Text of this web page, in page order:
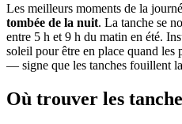
Les meilleurs moments de la
tombée de la nuit. La tanche se
entre 5 h et 9 h du matin en été.
soleil pour être en place quand les
— signe que les tanches fouillent
Où trouver les